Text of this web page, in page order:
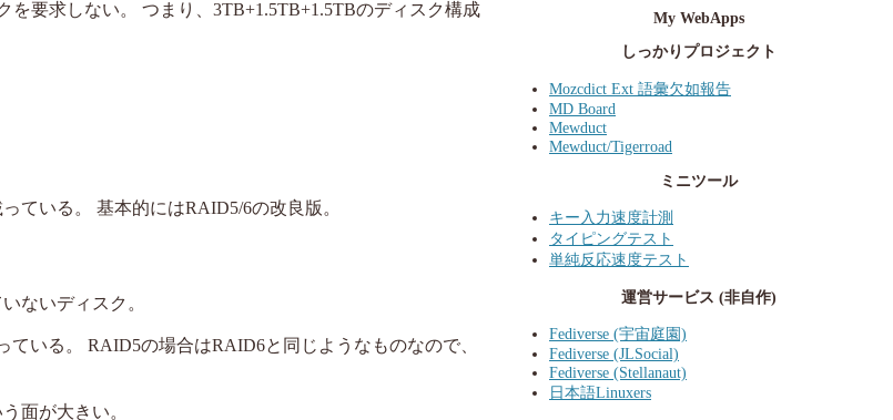
要求しない。 つまり、3TB+1.5TB+1.5TBのディスク構成
ている。 基本的にはRAID5/6の改良版。
ないディスク。
いる。 RAID5の場合はRAID6と同じようなものなので、
面が大きい。
My WebApps
しっかりプロジェクト
Mozcdict Ext 語彙欠如報告
MD Board
Mewduct
Mewduct/Tigerroad
ミニツール
キー入力速度計測
タイピングテスト
単純反応速度テスト
運営サービス (非自作)
Fediverse (宇宙庭園)
Fediverse (JLSocial)
Fediverse (Stellanaut)
日本語Linuxers